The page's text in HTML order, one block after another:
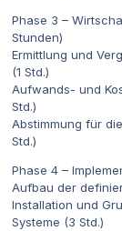
Phase 3 –
Stunden)
Ermittlung und
(1 Std.)
Aufwands- und
Std.)
Abstimmung für
Std.)
Phase 4 –
Aufbau der
Installation und
Systeme (3 Std.)